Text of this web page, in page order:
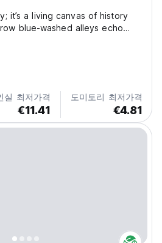
it’s a living canvas of history
blue-washed alleys echo
the towering Mehrangarh
and the aroma of street-
실 최저가격
€11.41
도미토리 최저가격
€4.81